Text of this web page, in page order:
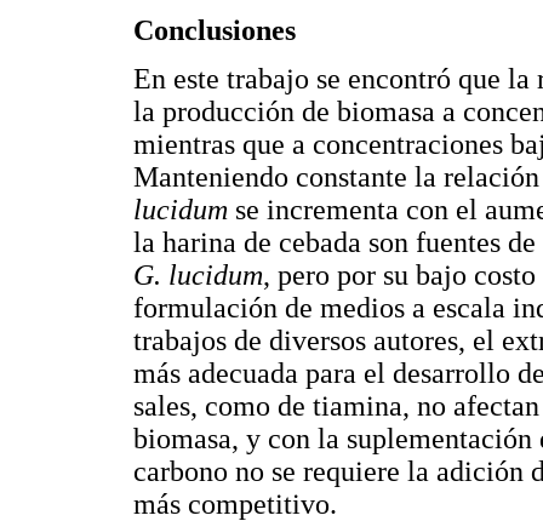
Conclusiones
En este trabajo se encontró que
la producción de biomasa a
mientras que a concentraciones
Manteniendo constante la
lucidum se incrementa con el
la harina de cebada son fuentes
G. lucidum, pero por su bajo
formulación de medios a escala
trabajos de diversos autores, el
más adecuada para el desarrollo
sales, como de tiamina, no
biomasa, y con la
carbono no se requiere la adición
más competitivo.